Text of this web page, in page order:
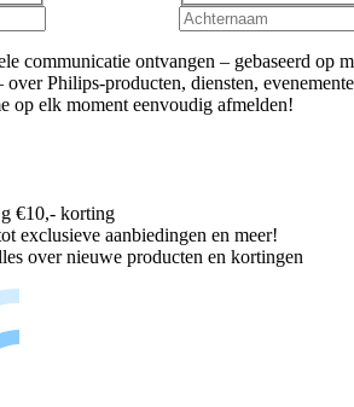
communicatie ontvangen – gebaseerd op
over Philips-producten, diensten,
op elk moment eenvoudig afmelden!
€10,- korting
exclusieve aanbiedingen en meer!
over nieuwe producten en kortingen